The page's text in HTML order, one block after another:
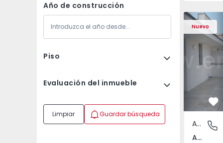
Año de construcción
Piso
Evaluación del inmueble
Limpiar Guardar búsqueda
132
142
2
Nuevo
Apartamento T2
Av.
Apartamento
Av. Boavista, Porto